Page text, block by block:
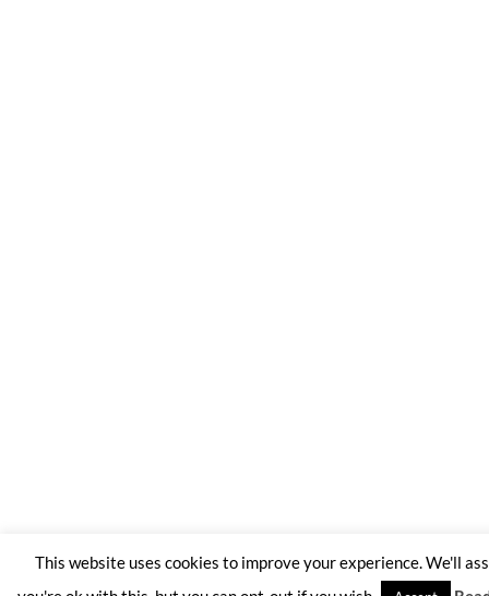
This website uses cookies to improve your experience. We'll